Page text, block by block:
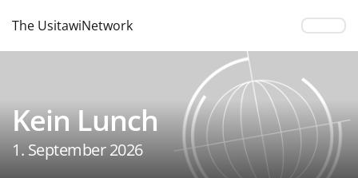
The UsitawiNetwork
Kein Lunch
1. September 2026